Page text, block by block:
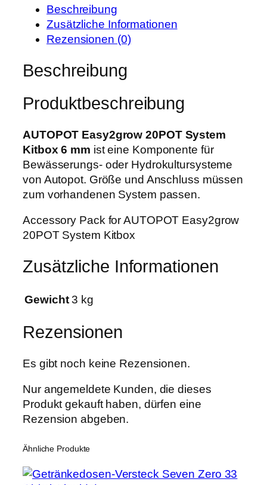
i
s
w
r
2
9
,
0
0
€
:
2
3
,
9
9
.
2
w
2
0
P
O
S
y
t
m
i
b
x
6
m
M
n
Beschreibung
Zusätzliche Informationen
Rezensionen (0)
Beschreibung
Produktbeschreibung
AUTOPOT Easy2grow 20POT System
Kitbox 6 mm ist eine Komponente für
Bewässerungs- oder Hydrokultursysteme
von Autopot. Größe und Anschluss müssen
zum vorhandenen System passen.
Accessory Pack for AUTOPOT Easy2grow
20POT System Kitbox
Zusätzliche Informationen
Gewicht 3 kg
Rezensionen
Es gibt noch keine Rezensionen.
Nur angemeldete Kunden, die dieses
Produkt gekauft haben, dürfen eine
Rezension abgeben.
Ähnliche Produkte